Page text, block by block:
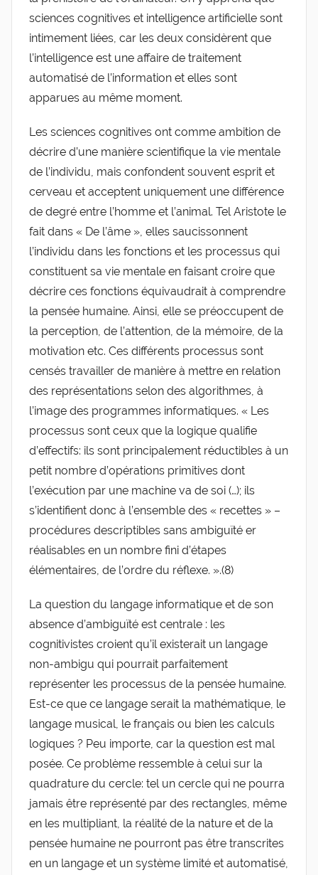
sciences cognitives et intelligence artificielle sont
intimement liées, car les deux considèrent que
l’intelligence est une affaire de traitement
automatisé de l’information et elles sont
apparues au même moment.
Les sciences cognitives ont comme ambition de
décrire d’une manière scientifique la vie mentale
de l’individu, mais confondent souvent esprit et
cerveau et acceptent uniquement une différence
de degré entre l’homme et l’animal. Tel Aristote le
fait dans « De l’âme », elles saucissonnent
l’individu dans les fonctions et les processus qui
constituent sa vie mentale en faisant croire que
décrire ces fonctions équivaudrait à comprendre
la pensée humaine. Ainsi, elle se préoccupent de
la perception, de l’attention, de la mémoire, de la
motivation etc. Ces différents processus sont
censés travailler de manière à mettre en relation
des représentations selon des algorithmes, à
l’image des programmes informatiques. « Les
processus sont ceux que la logique qualifie
d’effectifs: ils sont principalement réductibles à un
petit nombre d’opérations primitives dont
l’exécution par une machine va de soi (…); ils
s’identifient donc à l’ensemble des « recettes » –
procédures descriptibles sans ambiguïté er
réalisables en un nombre fini d’étapes
élémentaires, de l’ordre du réflexe. ».(8)
La question du langage informatique et de son
absence d’ambiguïté est centrale : les
cognitivistes croient qu’il existerait un langage
non-ambigu qui pourrait parfaitement
représenter les processus de la pensée humaine.
Est-ce que ce langage serait la mathématique, le
langage musical, le français ou bien les calculs
logiques ? Peu importe, car la question est mal
posée. Ce problème ressemble à celui sur la
quadrature du cercle: tel un cercle qui ne pourra
jamais être représenté par des rectangles, même
en les multipliant, la réalité de la nature et de la
pensée humaine ne pourront pas être transcrites
en un langage et un système limité et automatisé,